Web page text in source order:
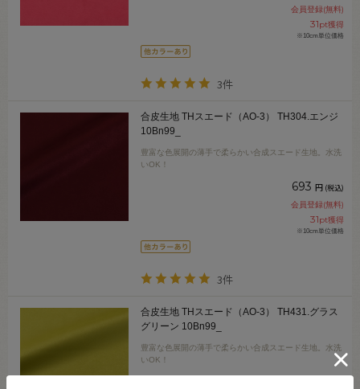
会員登録(無料)
31pt獲得
※10cm単位価格
3件
合皮生地 THスエード（AO-3） TH304.エンジ
10Bn99_
豊富な色展開の薄手で柔らかい合成スエード生地。水洗
いOK！
693 円 (税込)
会員登録(無料)
31pt獲得
※10cm単位価格
3件
合皮生地 THスエード（AO-3） TH431.グラス
グリーン 10Bn99_
豊富な色展開の薄手で柔らかい合成スエード生地。水洗
いOK！